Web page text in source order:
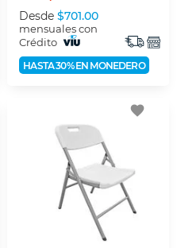
Desde $701.00
mensuales con
Crédito
HASTA 30% EN MONEDERO
favorite